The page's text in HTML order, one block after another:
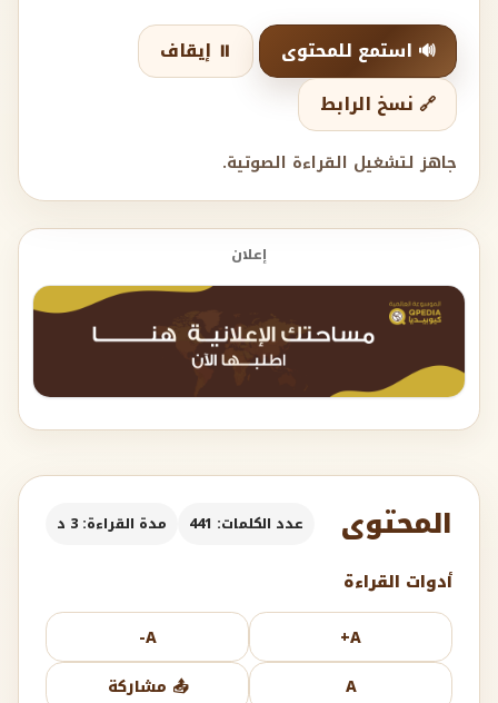
🔊 استمع للمحتوى
⏸️ إيقاف
🔗 نسخ الرابط
جاهز لتشغيل القراءة الصوتية.
إعلان
المحتوى عدد الكلمات: 441 مدة القراءة: 3 د
أدوات القراءة
A+
A-
A
📤 مشاركة